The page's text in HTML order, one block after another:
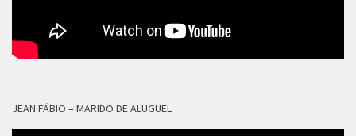
JEAN FÁBIO – MARIDO DE ALUGUEL